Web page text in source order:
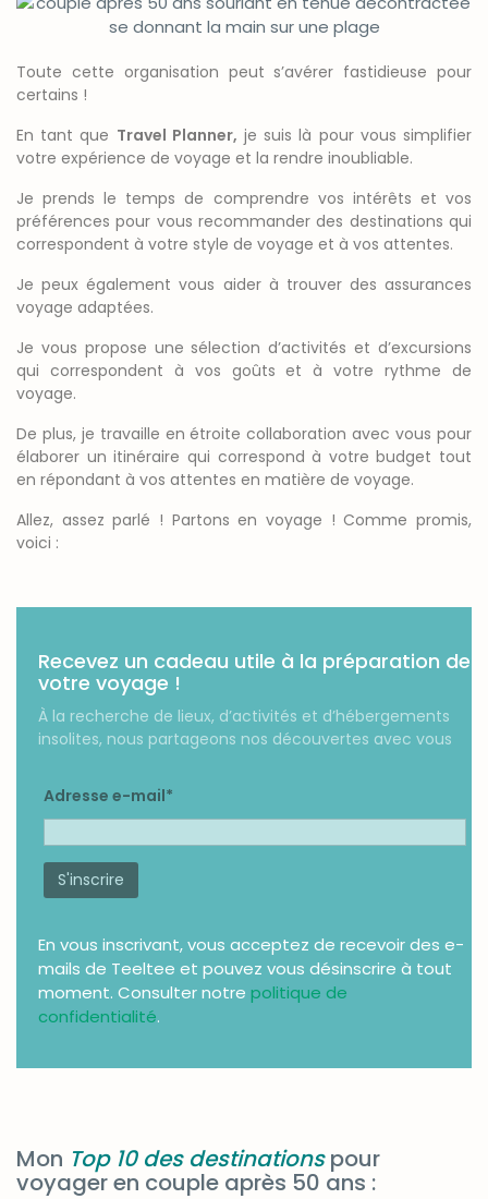
Toute cette organisation peut s’avérer fastidieuse pour
certains !
En tant que Travel Planner, je suis là pour vous simplifier
votre expérience de voyage et la rendre inoubliable.
Je prends le temps de comprendre vos intérêts et vos
préférences pour vous recommander des destinations qui
correspondent à votre style de voyage et à vos attentes.
Je peux également vous aider à trouver des assurances
voyage adaptées.
Je vous propose une sélection d’activités et d’excursions
qui correspondent à vos goûts et à votre rythme de
voyage.
De plus, je travaille en étroite collaboration avec vous pour
élaborer un itinéraire qui correspond à votre budget tout
en répondant à vos attentes en matière de voyage.
Allez, assez parlé ! Partons en voyage ! Comme promis,
voici :
Recevez un cadeau utile à la préparation de
votre voyage !
À la recherche de lieux, d’activités et d’hébergements
insolites, nous partageons nos découvertes avec vous
Adresse e-mail*
En vous inscrivant, vous acceptez de recevoir des e-
mails de Teeltee et pouvez vous désinscrire à tout
moment. Consulter notre politique de
confidentialité.
Mon Top 10 des destinationspour
voyager en couple après 50 ans :